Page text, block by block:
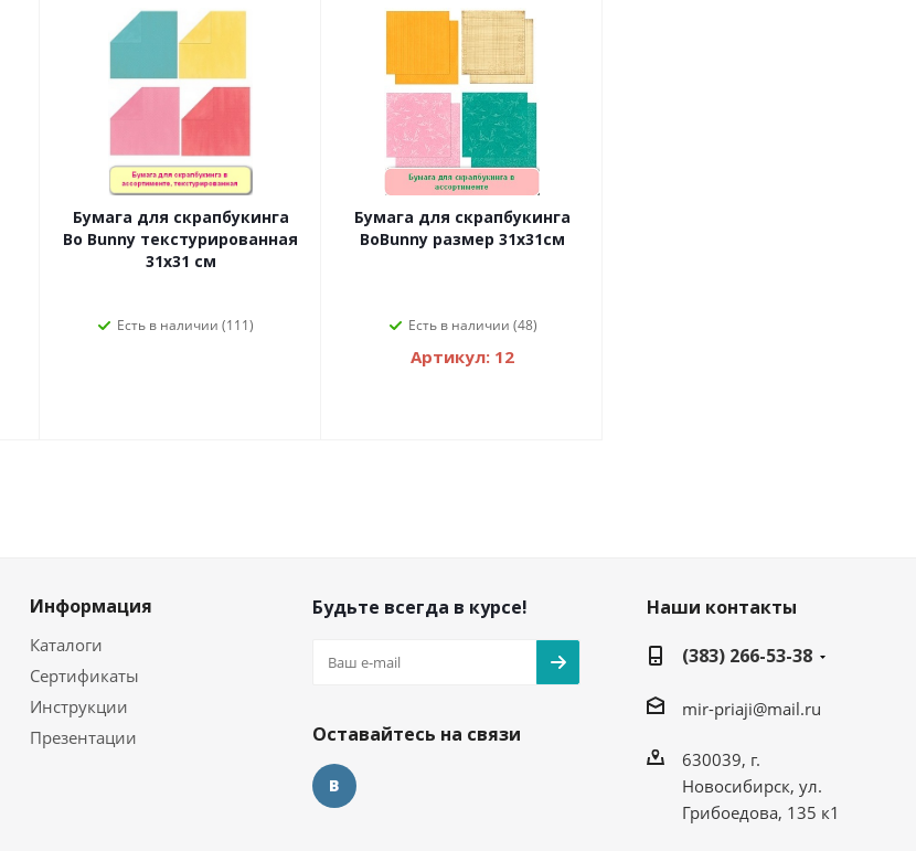
Бумага для скрапбукинга
Bo Bunny текстурированная
31х31 см
Есть в наличии (111)
Бумага для скрапбукинга
BoBunny размер 31х31см
Есть в наличии (48)
Артикул: 12
Информация
Каталоги
Сертификаты
Инструкции
Презентации
Будьте всегда в курсе!
Оставайтесь на связи
Наши контакты
(383) 266-53-38
mir-priaji@mail.ru
630039, г.
Новосибирск, ул.
Грибоедова, 135 к1